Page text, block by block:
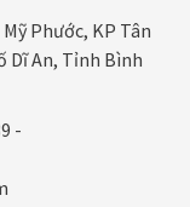
Phước, KP Tân
Dĩ An, Tỉnh Bình
-